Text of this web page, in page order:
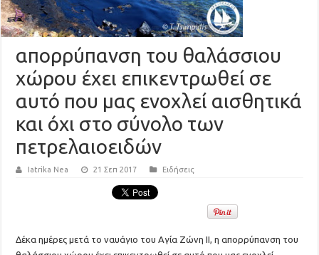
απορρύπανση του θαλάσσιου
χώρου έχει επικεντρωθεί σε
αυτό που μας ενοχλεί αισθητικά
και όχι στο σύνολο των
πετρελαιοειδών
Iatrika Nea 21 Σεπ 2017 Ειδήσεις
Δέκα ημέρες μετά το ναυάγιο του Αγία Ζώνη II, η απορρύπανση του